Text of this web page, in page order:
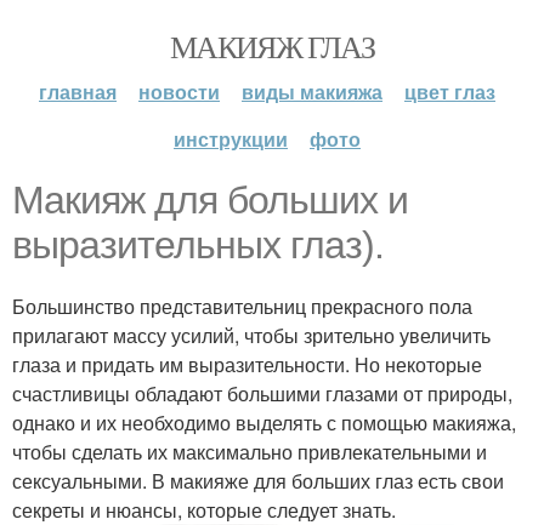
МАКИЯЖ ГЛАЗ
главная новости виды макияжа
цвет глаз
инструкции
фото
Макияж для больших и
выразительных глаз).
Большинство представительниц прекрасного пола
прилагают массу усилий, чтобы зрительно увеличить
глаза и придать им выразительности. Но некоторые
счастливицы обладают большими глазами от природы,
однако и их необходимо выделять с помощью макияжа,
чтобы сделать их максимально привлекательными и
сексуальными. В макияже для больших глаз есть свои
секреты и нюансы, которые следует знать.